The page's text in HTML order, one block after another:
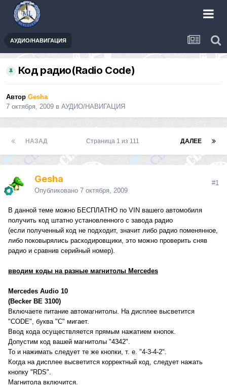
АУДИО/НАВИГАЦИЯ
Код радио(Radio Code)
Автор Gesha
7 октября, 2009 в АУДИО/НАВИГАЦИЯ
НАЗАД ДАЛЕЕ
Страница 1 из 111
Gesha
Опубликовано 7 октября, 2009
#1
В данной теме можно БЕСПЛАТНО по VIN вашего автомобиля
получить код штатно установленного с завода радио
(если полученный код не подходит, значит либо радио поменянное,
либо поковырялись раскодировщики, это можно проверить сняв
радио и сравнив серийный номер).
вводим коды на разные магнитолы Mercedes
Mercedes Audio 10
(Becker BE 3100)
Включаете питание автомагнитолы. На дисплее высветится
"CODE", буква "C" мигает.
Ввод кода осуществляется прямым нажатием кнопок.
Допустим код вашей магнитолы "4342".
То и нажимать следует те же кнопки, т. е. "4-3-4-2".
Когда на дисплее высветится корректный код, следует нажать
кнопку "RDS".
Магнитола включится.